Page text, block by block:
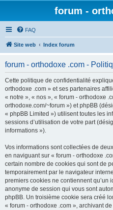
forum -
FAQ
Site web Index forum
forum - orthodoxe .com -
Cette politique de confidentialité
orthodoxe .com » et ses partenaires
« notre », « nos », « forum - orthodoxe
orthodoxe.com/~forum ») et phpBB
« phpBB Limited ») utilisent toutes les
sessions d’utilisation de votre part
informations »).
Vos informations sont collectées de
en naviguant sur « forum - orthodoxe
certain nombre de cookies qui sont de
temporairement par le navigateur
premiers cookies ne contiennent qu’un
anonyme de session qui vous sont
phpBB. Un troisième cookie sera créé
« forum - orthodoxe .com », archivant